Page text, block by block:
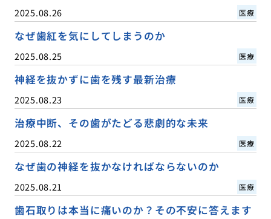
2025.08.26 医療
なぜ歯紅を気にしてしまうのか
2025.08.25 医療
神経を抜かずに歯を残す最新治療
2025.08.23 医療
治療中断、その歯がたどる悲劇的な未来
2025.08.22 医療
なぜ歯の神経を抜かなければならないのか
2025.08.21 医療
歯石取りは本当に痛いのか？その不安に答えます